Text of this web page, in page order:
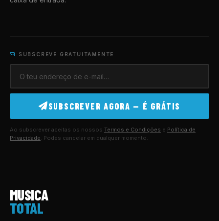
SUBSCREVE GRATUITAMENTE
SUBSCREVER AGORA — É GRÁTIS
Ao subscrever aceitas os nossos Termos e Condições e Política de
Privacidade. Podes cancelar em qualquer momento.
MUSICA
TOTAL